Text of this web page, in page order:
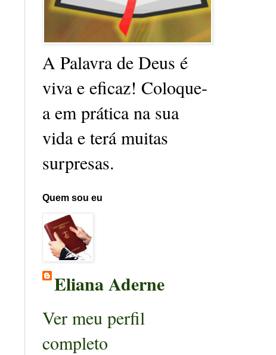
A Palavra de Deus é
viva e eficaz! Coloque-
a em prática na sua
vida e terá muitas
surpresas.
Quem sou eu
Eliana Aderne
Ver meu perfil
completo